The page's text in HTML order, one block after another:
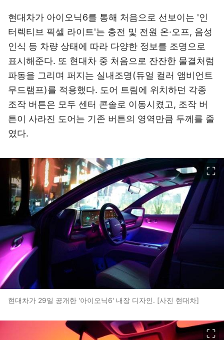
현대차가 아이오닉6를 통해 처음으로 선보이는 '인
터렉티브 픽셀 라이트'는 충전 및 전원 온·오프, 음성
인식 등 차량 상태에 따라 다양한 정보를 조명으로
표시해준다. 또 현대차 중 처음으로 잔잔한 물결처럼
파동을 그리며 퍼지는 실내조명(듀얼 컬러 앰비언트
무드램프)를 적용했다. 도어 트림에 위치하던 각종
조작 버튼은 모두 센터 콘솔로 이동시켰고, 조작 버
튼이 사라진 도어는 기존 버튼의 영역만큼 두께를 줄
였다.
현대차가 29일 공개한 '아이오닉6' 내장 디자인. [사진 현대차]